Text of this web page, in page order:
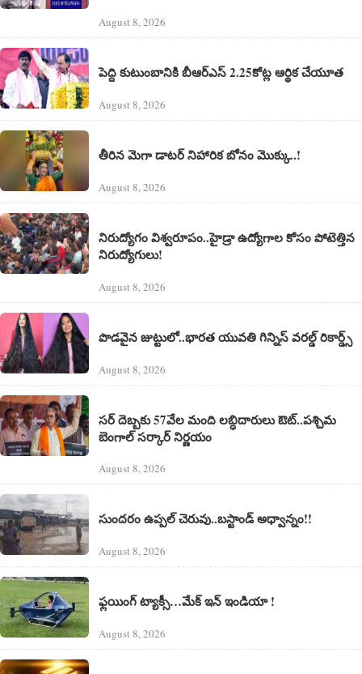
August 8, 2026
పెద్ది కుటుంబానికి బీఆర్ఎస్ 2.25కోట్ల ఆర్థిక చేయూత
August 8, 2026
తీరిన మెగా డాటర్ నిహారిక బోనం మొక్కు..!
August 8, 2026
నిరుద్యోగం విశ్వరూపం..హైడ్రా ఉద్యోగాల కోసం పోటెత్తిన
నిరుద్యోగులు!
August 8, 2026
పొడవైన జుట్టులో..భారత యువతి గిన్నిస్ వరల్డ్ రికార్డ్స్
August 8, 2026
సర్ దెబ్బకు 57వేల మంది లబ్ధిదారులు ఔట్..పశ్చిమ
బెంగాల్ సర్కార్ నిర్ణయం
August 8, 2026
సుందరం ఉప్పల్ చెరువు..బస్టాండ్ అధ్వాన్నం!!
August 8, 2026
ఫ్లయింగ్ ట్యాక్సీ…మేక్ ఇన్ ఇండియా !
August 8, 2026